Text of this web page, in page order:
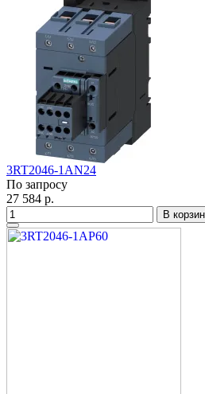
3RT2046-1AN24
По запросу
27 584 р.
В